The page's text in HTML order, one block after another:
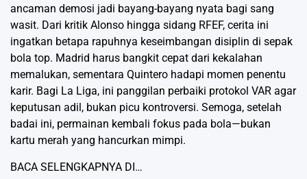
ancaman demosi jadi bayang-bayang nyata bagi sang
wasit. Dari kritik Alonso hingga sidang RFEF, cerita ini
ingatkan betapa rapuhnya keseimbangan disiplin di sepak
bola top. Madrid harus bangkit cepat dari kekalahan
memalukan, sementara Quintero hadapi momen penentu
karir. Bagi La Liga, ini panggilan perbaiki protokol VAR agar
keputusan adil, bukan picu kontroversi. Semoga, setelah
badai ini, permainan kembali fokus pada bola—bukan
kartu merah yang hancurkan mimpi.
BACA SELENGKAPNYA DI…